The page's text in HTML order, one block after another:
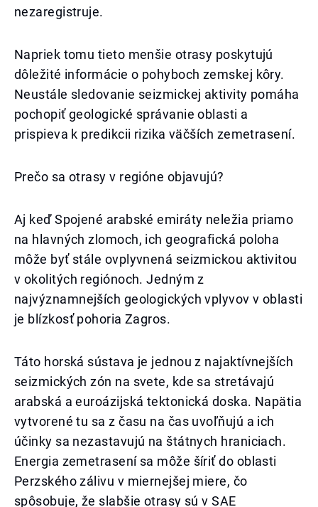
nezaregistruje.
Napriek tomu tieto menšie otrasy poskytujú
dôležité informácie o pohyboch zemskej kôry.
Neustále sledovanie seizmickej aktivity pomáha
pochopiť geologické správanie oblasti a
prispieva k predikcii rizika väčších zemetrasení.
Prečo sa otrasy v regióne objavujú?
Aj keď Spojené arabské emiráty neležia priamo
na hlavných zlomoch, ich geografická poloha
môže byť stále ovplyvnená seizmickou aktivitou
v okolitých regiónoch. Jedným z
najvýznamnejších geologických vplyvov v oblasti
je blízkosť pohoria Zagros.
Táto horská sústava je jednou z najaktívnejších
seizmických zón na svete, kde sa stretávajú
arabská a euroázijská tektonická doska. Napätia
vytvorené tu sa z času na čas uvoľňujú a ich
účinky sa nezastavujú na štátnych hraniciach.
Energia zemetrasení sa môže šíriť do oblasti
Perzského zálivu v miernejšej miere, čo
spôsobuje, že slabšie otrasy sú v SAE